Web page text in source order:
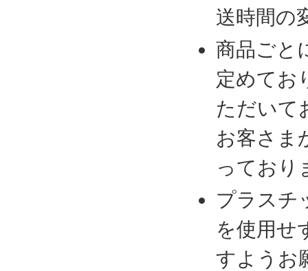
送時間の
商品ごと
定めてお
ただいて
お客さま
っており
プラスチ
を使用せ
すようお